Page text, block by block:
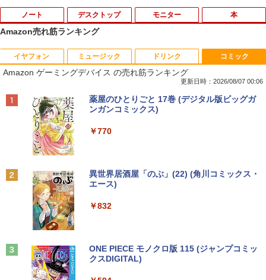
ノート
1
【期間限定★新品無線マウス付】中古ノ
ートパソコン Windows11 Office2019搭
載 15.6型 テンキー付き Celeron 第8世代
28GB～1TB Webカメラ DVD 無線LAN
店長おまかせPC 初期設定済 送料無料
往復送料込！パソコンレンタルハイスペ
（4週間延長）【Office2024セット】イ
￥14,300
デスクトップ
1
ポイント10倍 中古パソコン デスクトッ
プパソコン Windows 11【Office付】
【Windows 11 Pro 64Bit搭載】DELL O
D 120GB/DVD-ROM/送料無料【オプショ
ン色々有】
￥24,800
【エントリーでポイント100％還元のチ
ャンス】GMKtec ミニpc G3 Pro Intel C
設 512GB SSD M.2 2242 最大8TB Wind
ップPC
モニター 本
1
アンダーニンジャ（18） 【電子書籍】[
花沢健吾 ]
￥792
￥6,600
￥6,930
Amazon売れ筋ランキング
イヤフォン
Anker Soundcore P40i オフホワイト
Anker Soundcore P31i ブラック
Anker Soundcore Liberty 5 アプリコットピ
ンク
ミュージック
BRUCE WAYNE feat. Flo Milli, ATL Jacob
[Explicit]
￥250
BRUCE WAYNE feat. Flo Milli, ATL Jacob
[Explicit]
￥250
On My Road (Stadium ver.)
ドリンク
【Amazon.co.jp限定】 い・ろ・は・す 2L P
ET ラベルレス ×8本
￥1,112
by Amazon 天然水 ラベルレス 500ml ×24本
富士山の天然水 バナジウム含有 水 ミネラル
ットル (Smart Basic)
by Amazon 炭酸水 ラベルレス 500ml ×24本
コミック
Amazon ゲーミングデバイス の売れ筋ランキング
更新日時：2026/08/07 00:06
薬屋のひとりごと 17巻 (デジタル版ビッグガ
ンガンコミックス)
￥770
異世界居酒屋「のぶ」(22) (角川コミックス・
エース)
￥832
ONE PIECE モノクロ版 115 (ジャンプコミッ
クスDIGITAL)